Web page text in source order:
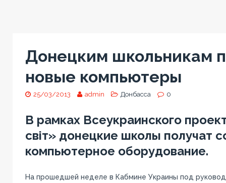
Донецким школьникам
новые компьютеры
25/03/2013 admin Донбасса 0
В рамках Всеукраинского
світ» донецкие школы получат
компьютерное оборудование.
На прошедшей неделе в Кабмине Украины под